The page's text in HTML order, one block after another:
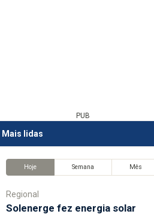
PUB
Mais lidas
Hoje Semana Mês
Regional
Solenerge fez energia solar